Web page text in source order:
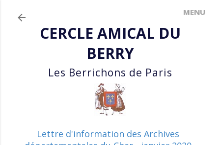
CERCLE AMICAL DU
BERRY
Les Berrichons de Paris
Lettre d'information des Archives